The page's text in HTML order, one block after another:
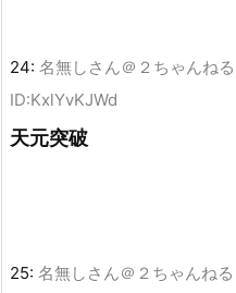
24: 名無しさん＠２ちゃんねる
ID:KxlYvKJWd
天元突破
25: 名無しさん＠２ちゃんねる